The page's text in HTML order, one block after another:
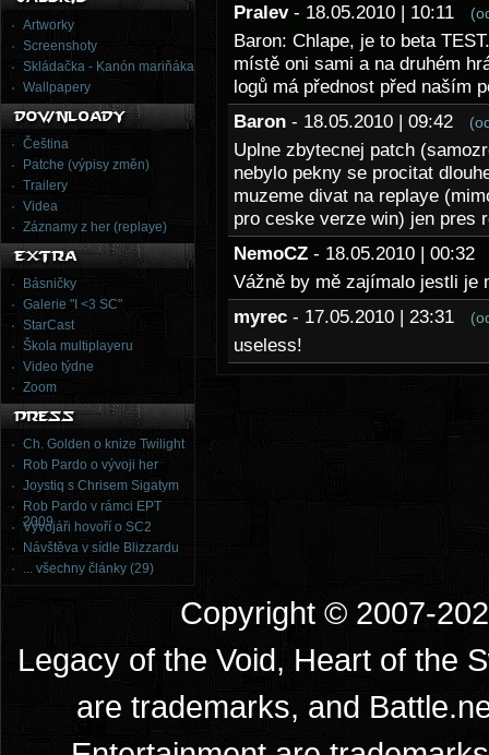
Artworky
Screenshoty
Skládačka - Kanón mariňáka
Wallpapery
Čeština
Patche (výpisy změn)
Trailery
Videa
Záznamy z her (replaye)
Básničky
Galerie "I <3 SC"
StarCast
Škola multiplayeru
Video týdne
Zoom
Ch. Golden o knize Twilight
Rob Pardo o vývoji her
Joystiq s Chrisem Sigatym
Rob Pardo v rámci EPT
2009
Vývojáři hovoří o SC2
Návštěva v sídle Blizzardu
... všechny články (29)
Pralev - 18.05.2010 | 10:11
Baron: Chlape, je to beta
místě oni sami a na druhém
logů má přednost před naším
Baron - 18.05.2010 | 09:42
Uplne zbytecnej patch
nebylo pekny se procitat
muzeme divat na replaye
pro ceske verze win) jen pres
NemoCZ - 18.05.2010 |
Vážně by mě zajímalo jestli je
myrec - 17.05.2010 | 23:31
useless!
Copyright © 2007-
Legacy of the Void, Heart of the
are trademarks, and